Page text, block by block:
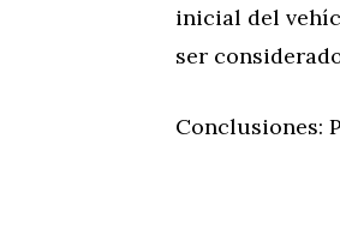
inicial del
ser
Conclusiones: